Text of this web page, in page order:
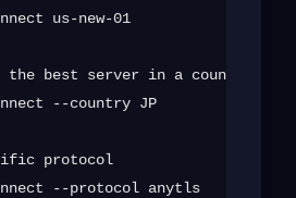
us-new-01
the best server in a country
--country JP
protocol
--protocol anytls